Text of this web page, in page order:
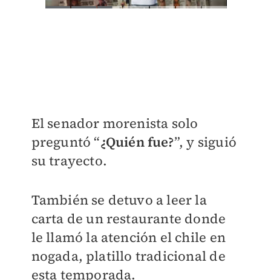
El senador morenista solo
preguntó “¿Quién fue?”, y siguió
su trayecto.
También se detuvo a leer la
carta de un restaurante donde
le llamó la atención el chile en
nogada, platillo tradicional de
esta temporada.